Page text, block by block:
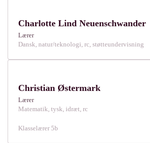
Charlotte Lind Neuenschwander
Lærer
Dansk, natur/teknologi, rc, støtteundervisning
Christian Østermark
Lærer
Matematik, tysk, idræt, rc
Klasselærer 5b